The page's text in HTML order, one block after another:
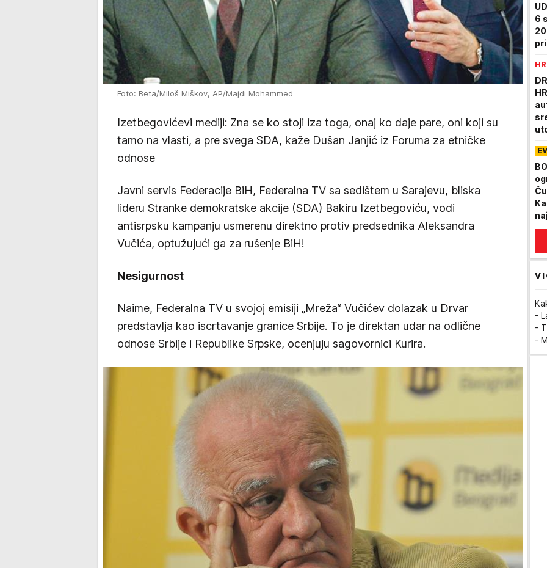
Foto: Beta/Miloš Miškov, AP/Majdi Mohammed
Izetbegovićevi mediji: Zna se ko stoji iza toga, onaj ko daje pare, oni koji su
tamo na vlasti, a pre svega SDA, kaže Dušan Janjić iz Foruma za etničke
odnose
Javni servis Federacije BiH, Federalna TV sa sedištem u Sarajevu, bliska
lideru Stranke demokratske akcije (SDA) Bakiru Izetbegoviću, vodi
antisrpsku kampanju usmerenu direktno protiv predsednika Aleksandra
Vučića, optužujući ga za rušenje BiH!
Nesigurnost
Naime, Federalna TV u svojoj emisiji „Mreža“ Vučićev dolazak u Drvar
predstavlja kao iscrtavanje granice Srbije. To je direktan udar na odlične
odnose Srbije i Republike Srpske, ocenjuju sagovornici Kurira.
6
-
-
-